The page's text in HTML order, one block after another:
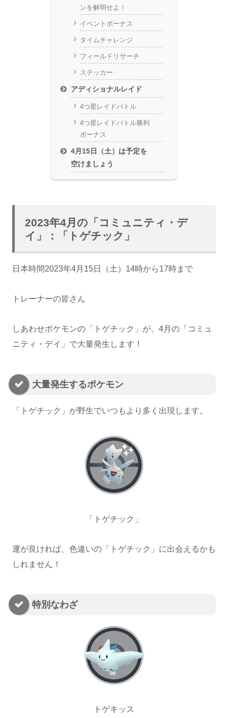
ンを解明せよ！
イベントボーナス
タイムチャレンジ
フィールドリサーチ
ステッカー
アディショナルレイド
4つ星レイドバトル
4つ星レイドバトル勝利
ボーナス
4月15日（土）は予定を
空けましょう
2023年4月の「コミュニティ・デ
イ」：「トゲチック」
日本時間2023年4月15日（土）14時から17時まで
トレーナーの皆さん
しあわせポケモンの「トゲチック」が、4月の「コミュ
ニティ・デイ」で大量発生します！
大量発生するポケモン
「トゲチック」が野生でいつもより多く出現します。
「トゲチック」
運が良ければ、色違いの「トゲチック」に出会えるかも
しれません！
特別なわざ
トゲキッス